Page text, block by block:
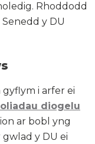
Rhoddodd
y DU
i arfer ei
diogelu
ar bobl yng
y DU ei